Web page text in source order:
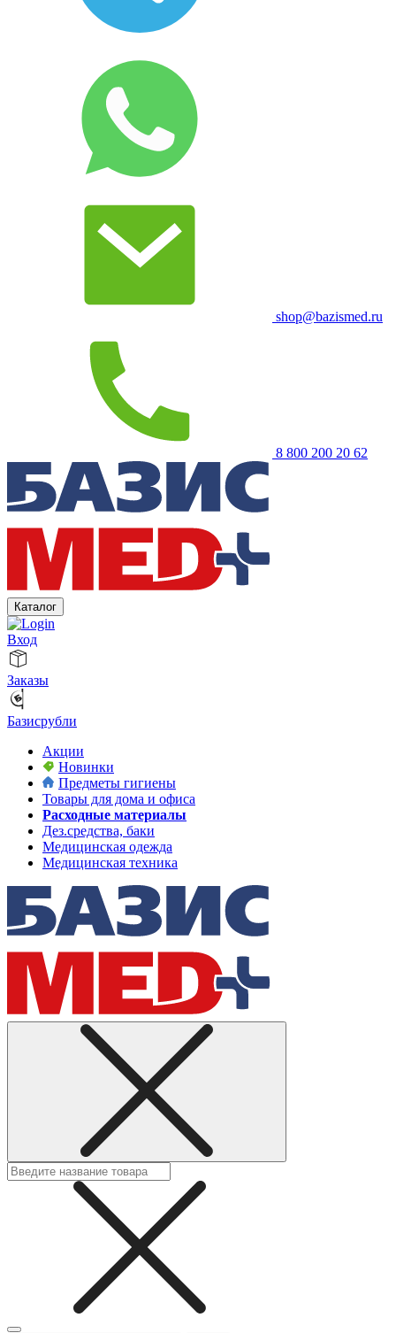
shop@bazismed.ru
8 800 200 20 62
Каталог
Вход
Заказы
Базисрубли
Акции
Новинки
Предметы гигиены
Товары для дома и офиса
Расходные материалы
Дез.средства, баки
Медицинская одежда
Медицинская техника